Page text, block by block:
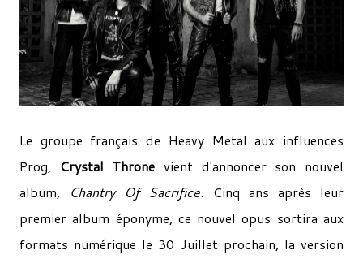
Le groupe français de Heavy Metal aux influences
Prog, Crystal Throne vient d'annoncer son nouvel
album,
Chantry Of Sacrifice. Cinq ans après leur
premier album éponyme, ce nouvel opus sortira aux
formats numérique le 30 Juillet prochain, la version